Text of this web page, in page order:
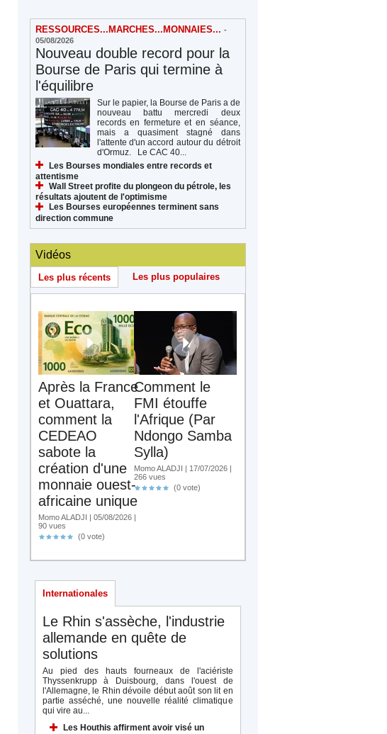
RESSOURCES...MARCHES...MONNAIES... -
05/08/2026
Nouveau double record pour la
Bourse de Paris qui termine à
l'équilibre
Sur le papier, la Bourse de Paris a de
nouveau battu mercredi deux
records en fermeture et en séance,
mais a quasiment stagné dans
l'attente d'un accord autour du détroit
d'Ormuz. Le CAC 40...
Les Bourses mondiales entre records et
attentisme
Wall Street profite du plongeon du pétrole, les
résultats ajoutent de l'optimisme
Les Bourses européennes terminent sans
direction commune
Vidéos
Les plus récents Les plus populaires
Après la France
et Ouattara,
comment la
CEDEAO
sabote la
création d'une
monnaie ouest-
africaine unique
Momo ALADJI | 05/08/2026 |
90 vues
(0 vote)
Comment le
FMI étouffe
l'Afrique (Par
Ndongo Samba
Sylla)
Momo ALADJI | 17/07/2026 |
266 vues
(0 vote)
Internationales
Le Rhin s'assèche, l'industrie
allemande en quête de
solutions
Au pied des hauts fourneaux de l'aciériste
Thyssenkrupp à Duisbourg, dans l'ouest de
l'Allemagne, le Rhin dévoile début août son lit en
partie asséché, une nouvelle réalité climatique
qui vire au...
Les Houthis affirment avoir visé un